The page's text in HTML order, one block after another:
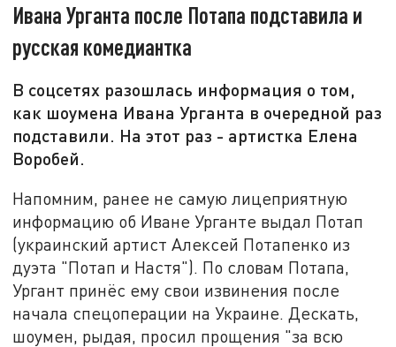
Ивана Урганта после Потапа подставила и
русская комедиантка
В соцсетях разошлась информация о том,
как шоумена Ивана Урганта в очередной раз
подставили. На этот раз - артистка Елена
Воробей.
Напомним, ранее не самую лицеприятную
информацию об Иване Урганте выдал Потап
(украинский артист Алексей Потапенко из
дуэта "Потап и Настя"). По словам Потапа,
Ургант принёс ему свои извинения после
начала спецоперации на Украине. Дескать,
шоумен, рыдая, просил прощения "за всю